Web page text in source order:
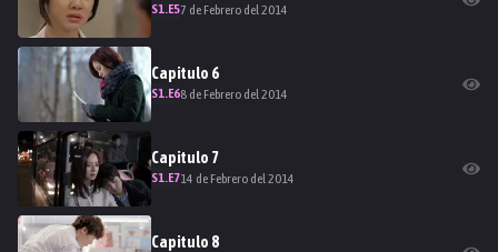
S1.E57 de Febrero del 2014
Capitulo 6
S1.E68 de Febrero del 2014
Capitulo 7
S1.E714 de Febrero del 2014
Capitulo 8